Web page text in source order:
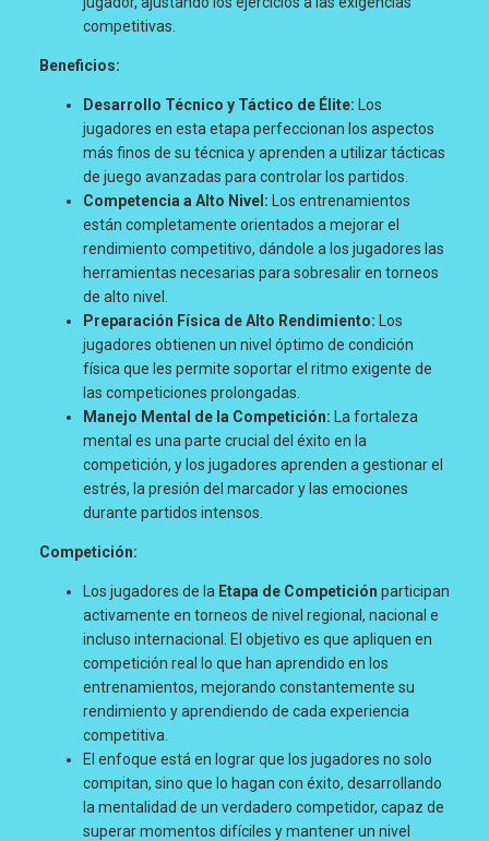
competitivas.
Beneficios:
Desarrollo Técnico y Táctico de Élite: Los
jugadores en esta etapa perfeccionan los aspectos
más finos de su técnica y aprenden a utilizar tácticas
de juego avanzadas para controlar los partidos.
Competencia a Alto Nivel: Los entrenamientos
están completamente orientados a mejorar el
rendimiento competitivo, dándole a los jugadores las
herramientas necesarias para sobresalir en torneos
de alto nivel.
Preparación Física de Alto Rendimiento: Los
jugadores obtienen un nivel óptimo de condición
física que les permite soportar el ritmo exigente de
las competiciones prolongadas.
Manejo Mental de la Competición: La fortaleza
mental es una parte crucial del éxito en la
competición, y los jugadores aprenden a gestionar el
estrés, la presión del marcador y las emociones
durante partidos intensos.
Competición:
Los jugadores de la Etapa de Competición participan
activamente en torneos de nivel regional, nacional e
incluso internacional. El objetivo es que apliquen en
competición real lo que han aprendido en los
entrenamientos, mejorando constantemente su
rendimiento y aprendiendo de cada experiencia
competitiva.
El enfoque está en lograr que los jugadores no solo
compitan, sino que lo hagan con éxito, desarrollando
la mentalidad de un verdadero competidor, capaz de
superar momentos difíciles y mantener un nivel